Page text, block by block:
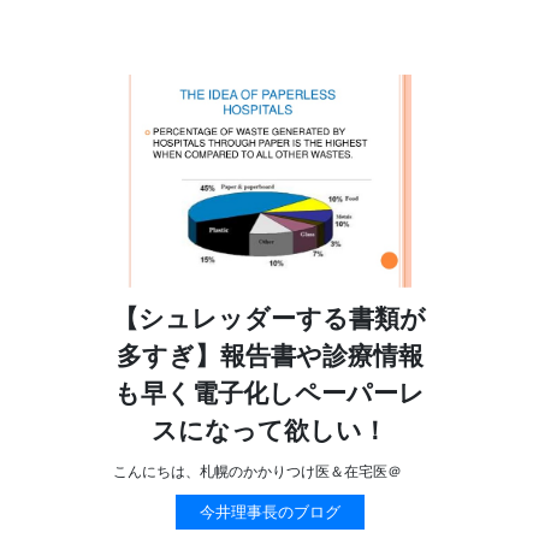
【シュレッダーする書類が
多すぎ】報告書や診療情報
も早く電子化しペーパーレ
スになって欲しい！
こんにちは、札幌のかかりつけ医＆在宅医＠
今井理事長のブログ